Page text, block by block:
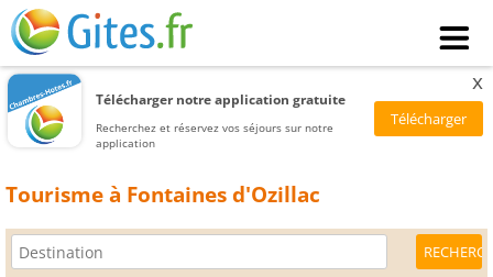
Télécharger notre application gratuite
Recherchez et réservez vos séjours sur notre
application
x
Tourisme à Fontaines d'Ozillac